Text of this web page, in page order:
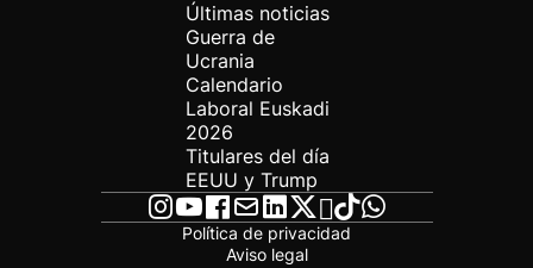
Últimas noticias
Guerra de
Ucrania
Calendario
Laboral Euskadi
2026
Titulares del día
EEUU y Trump
Política de privacidad
Aviso legal